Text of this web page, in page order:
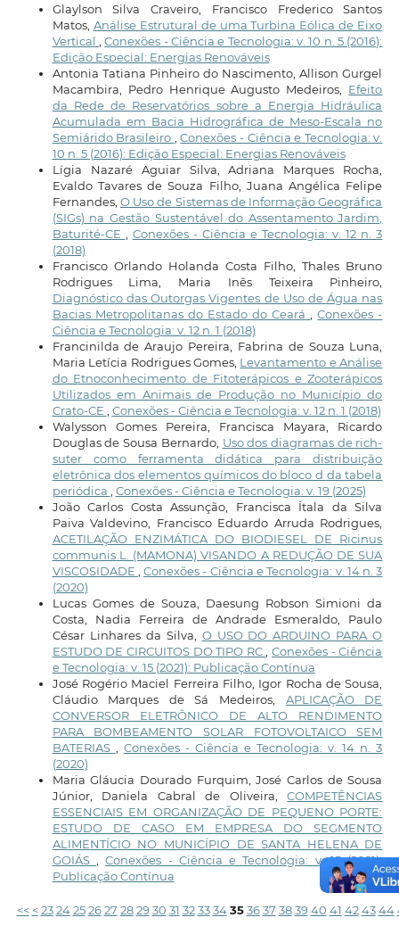
Glaylson Silva Craveiro, Francisco Frederico Santos
Matos, Análise Estrutural de uma Turbina Eólica de Eixo
Vertical
,Conexões - Ciência e Tecnologia: v. 10 n. 5 (2016):
Edição Especial: Energias Renováveis
Antonia Tatiana Pinheiro do Nascimento, Allison Gurgel
Macambira, Pedro Henrique Augusto Medeiros, Efeito
da Rede de Reservatórios sobre a Energia Hidráulica
Acumulada em Bacia Hidrográfica de Meso-Escala no
Semiárido Brasileiro
,Conexões - Ciência e Tecnologia: v.
10 n. 5 (2016): Edição Especial: Energias Renováveis
Lígia Nazaré Aguiar Silva, Adriana Marques Rocha,
Evaldo Tavares de Souza Filho, Juana Angélica Felipe
Fernandes, O Uso de Sistemas de Informação Geográfica
(SIGs) na Gestão Sustentável do Assentamento Jardim,
Baturité-CE
Conexões - Ciência e Tecnologia: v. 12 n. 3
(2018)
Francisco Orlando Holanda Costa Filho, Thales Bruno
Rodrigues Lima, Maria Inês Teixeira Pinheiro,
Diagnóstico das Outorgas Vigentes de Uso de Água nas
Bacias Metropolitanas do Estado do Ceará
,Conexões -
Ciência e Tecnologia: v. 12 n. 1 (2018)
Francinilda de Araujo Pereira, Fabrina de Souza Luna,
Maria Letícia Rodrigues Gomes, Levantamento e Análise
do Etnoconhecimento de Fitoterápicos e Zooterápicos
Utilizados em Animais de Produção no Município do
Crato-CE
Conexões - Ciência e Tecnologia: v. 12 n. 1 (2018)
Walysson Gomes Pereira, Francisca Mayara, Ricardo
Douglas de Sousa Bernardo, Uso dos diagramas de rich-
suter como ferramenta didática para distribuição
eletrônica dos elementos químicos do bloco d da tabela
periódica
Conexões - Ciência e Tecnologia: v. 19 (2025)
João Carlos Costa Assunção, Francisca Ítala da Silva
Paiva Valdevino, Francisco Eduardo Arruda Rodrigues,
ACETILAÇÃO ENZIMÁTICA DO BIODIESEL DE Ricinus
communis L. (MAMONA) VISANDO A REDUÇÃO DE SUA
VISCOSIDADE
,Conexões - Ciência e Tecnologia: v. 14 n. 3
(2020)
Lucas Gomes de Souza, Daesung Robson Simioni da
Costa, Nadia Ferreira de Andrade Esmeraldo, Paulo
César Linhares da Silva, O USO DO ARDUINO PARA O
ESTUDO DE CIRCUITOS DO TIPO RC
,Conexões - Ciência
e Tecnologia: v. 15 (2021): Publicação Contínua
José Rogério Maciel Ferreira Filho, Igor Rocha de Sousa,
Cláudio Marques de Sá Medeiros, APLICAÇÃO DE
CONVERSOR ELETRÔNICO DE ALTO RENDIMENTO
PARA BOMBEAMENTO SOLAR FOTOVOLTAICO SEM
BATERIAS
Conexões - Ciência e Tecnologia: v. 14 n. 3
(2020)
Maria Gláucia Dourado Furquim, José Carlos de Sousa
Júnior, Daniela Cabral de Oliveira,COMPETÊNCIAS
ESSENCIAIS EM ORGANIZAÇÃO DE PEQUENO PORTE:
ESTUDO DE CASO EM EMPRESA DO SEGMENTO
ALIMENTÍCIO NO MUNICÍPIO DE SANTA HELENA DE
GOIÁS
,Conexões - Ciência e Tecnologia: v. 15 (2021):
Publicação Contínua
<< < 23 24 25 26 27 28 29 30 31 32 33 34 35 36 37 38 39 40 41 42 43 44